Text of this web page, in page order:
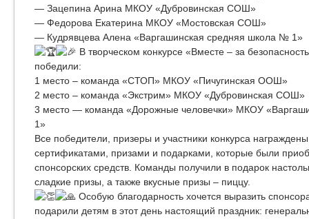
— Зацепина Арина МКОУ «Дубровинская СОШ»
— Федорова Екатерина МКОУ «Мостовская СОШ»
— Кудрявцева Алена «Варгашинская средняя школа № 1»
В творческом конкурсе «Вместе – за
победили:
1 место – команда «СТОП» МКОУ «Пичугинская ООШ»
2 место – команда «Экстрим» МКОУ «Дубровинская СОШ»
3 место — команда «Дорожные человечки» МКОУ
1»
Все победители, призеры и участники конкурса
сертификатами, призами и подарками, которые были
спонсорских средств. Команды получили в подарок
сладкие призы, а также вкусные призы – пиццу.
Особую благодарность хочется выразить
подарили детям в этот день настоящий праздник: